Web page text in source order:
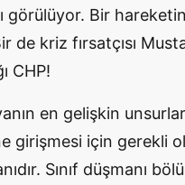
görülüyor. Bir
kriz fırsatçısı
CHP!
en gelişkin
girişmesi için gerekli
Sınıf düşmanı